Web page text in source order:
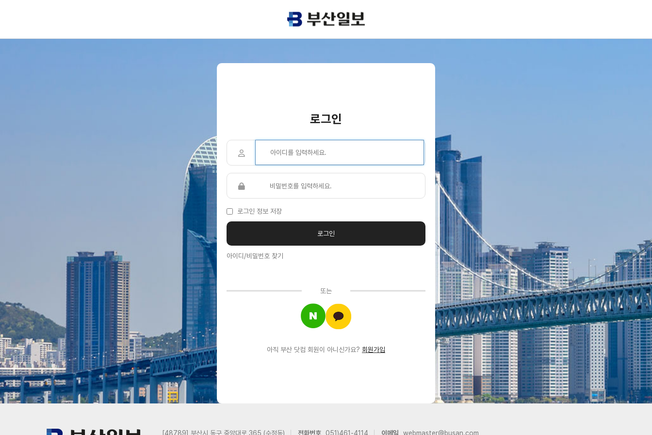
로그인
로그인 정보 저장
아이디/비밀번호 찾기
또는
아직 부산 닷컴 회원이 아니신가요? 회원가입
[48789] 부산시 동구 중앙대로 365 (수정동) 전화번호 051)461-4114 이메일 webmaster@busan.com